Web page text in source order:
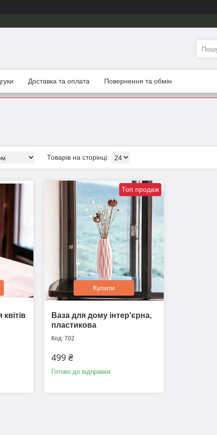
Доставка та оплата Повернення та обмін
Топ продаж
Купити
Ваза для дому інтер'єрна,
пластикова
702
499 ₴
Готово до відправки